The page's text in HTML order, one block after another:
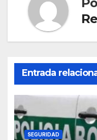
Entrada
SEGURIDAD